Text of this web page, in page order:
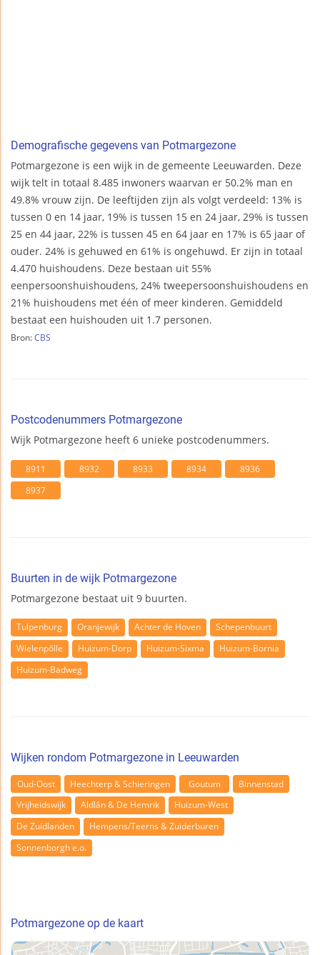
Demografische gegevens van Potmargezone
Potmargezone is een wijk in de gemeente Leeuwarden. Deze
wijk telt in totaal 8.485 inwoners waarvan er 50.2% man en
49.8% vrouw zijn. De leeftijden zijn als volgt verdeeld: 13% is
tussen 0 en 14 jaar, 19% is tussen 15 en 24 jaar, 29% is tussen
25 en 44 jaar, 22% is tussen 45 en 64 jaar en 17% is 65 jaar of
ouder. 24% is gehuwed en 61% is ongehuwd. Er zijn in totaal
4.470 huishoudens. Deze bestaan uit 55%
eenpersoonshuishoudens, 24% tweepersoonshuishoudens en
21% huishoudens met één of meer kinderen. Gemiddeld
bestaat een huishouden uit 1.7 personen.
Bron: CBS
Postcodenummers Potmargezone
Wijk Potmargezone heeft 6 unieke postcodenummers.
8911 8932 8933 8934
8936
8937
Buurten in de wijk Potmargezone
Potmargezone bestaat uit 9 buurten.
Tulpenburg Oranjewijk Achter de Hoven
Schepenbuurt
Wielenpôlle
Huizum-Dorp Huizum-Sixma
Huizum-Bornia
Huizum-Badweg
Wijken rondom Potmargezone in Leeuwarden
Oud-Oost Heechterp & Schieringen Goutum
Binnenstad
Vrijheidswijk
Aldlân & De Hemrik
Huizum-West
De Zuidlanden
Hempens/Teerns & Zuiderburen
Sonnenborgh e.o.
Potmargezone op de kaart